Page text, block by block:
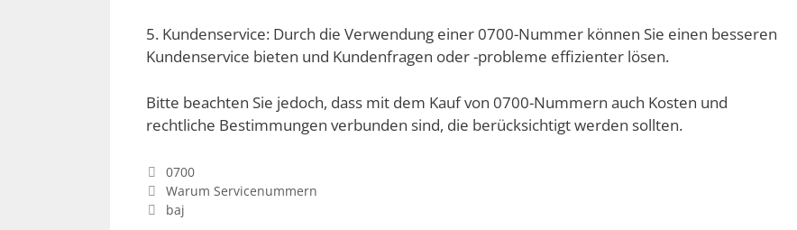
5. Kundenservice: Durch die Verwendung einer 0700-Nummer können Sie einen besseren
Kundenservice bieten und Kundenfragen oder -probleme effizienter lösen.
Bitte beachten Sie jedoch, dass mit dem Kauf von 0700-Nummern auch Kosten und
rechtliche Bestimmungen verbunden sind, die berücksichtigt werden sollten.
Kategorien
0700
Warum Servicenummern
baj